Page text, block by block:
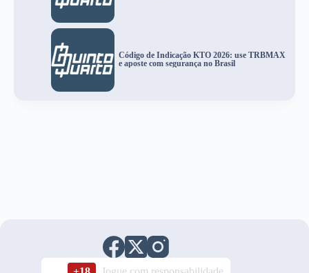
Código de Indicação KTO 2026: use TRBMAX
e aposte com segurança no Brasil